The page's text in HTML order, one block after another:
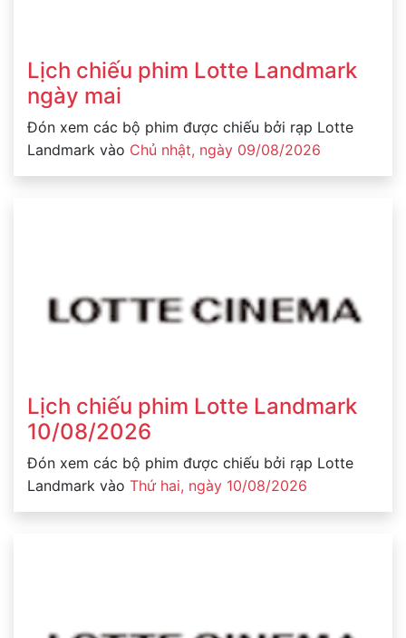
Lịch chiếu phim Lotte Landmark
ngày mai
Đón xem các bộ phim được chiếu bởi rạp Lotte
Landmark vào Chủ nhật, ngày 09/08/2026
Lịch chiếu phim Lotte Landmark
10/08/2026
Đón xem các bộ phim được chiếu bởi rạp Lotte
Landmark vào Thứ hai, ngày 10/08/2026